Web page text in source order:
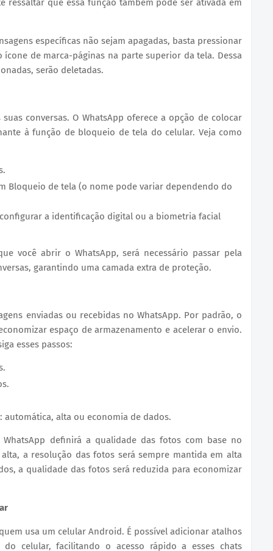
que essa função também pode ser ativada em
específicas não sejam apagadas, basta pressionar
ícone de marca-páginas na parte superior da tela. Dessa
serão deletadas.
conversas. O WhatsApp oferece a opção de colocar
à função de bloqueio de tela do celular. Veja como
Bloqueio de tela (o nome pode variar dependendo do
a identificação digital ou a biometria facial
você abrir o WhatsApp, será necessário passar pela
garantindo uma camada extra de proteção.
enviadas ou recebidas no WhatsApp. Por padrão, o
espaço de armazenamento e acelerar o envio.
esses passos:
automática, alta ou economia de dados.
definirá a qualidade das fotos com base no
a resolução das fotos será sempre mantida em alta
a qualidade das fotos será reduzida para economizar
usa um celular Android. É possível adicionar atalhos
celular, facilitando o acesso rápido a esses chats